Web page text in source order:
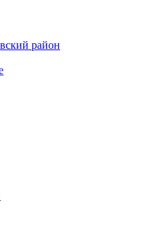
район